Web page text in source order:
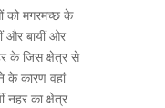
को मगरमच्छ के
और बायीं ओर
के जिस क्षेत्र से
के कारण वहां
नहर का क्षेत्र